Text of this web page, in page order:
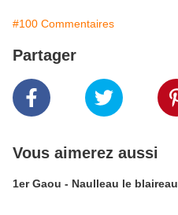
#100 Commentaires
Partager
Vous aimerez aussi
1er Gaou - Naulleau le blaireau